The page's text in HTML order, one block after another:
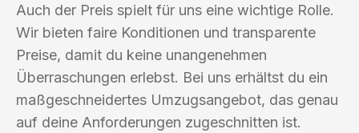
Auch der Preis spielt für uns eine wichtige Rolle.
Wir bieten faire Konditionen und transparente
Preise, damit du keine unangenehmen
Überraschungen erlebst. Bei uns erhältst du ein
maßgeschneidertes Umzugsangebot, das genau
auf deine Anforderungen zugeschnitten ist.